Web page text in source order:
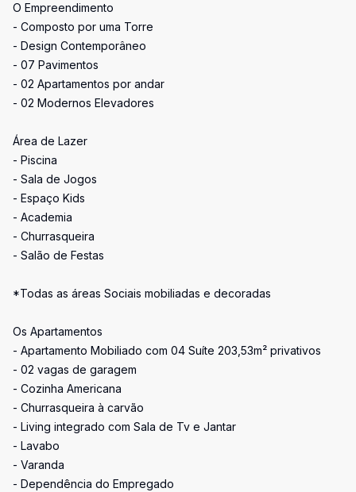
O Empreendimento
- Composto por uma Torre
- Design Contemporâneo
- 07 Pavimentos
- 02 Apartamentos por andar
- 02 Modernos Elevadores
Área de Lazer
- Piscina
- Sala de Jogos
- Espaço Kids
- Academia
- Churrasqueira
- Salão de Festas
*Todas as áreas Sociais mobiliadas e decoradas
Os Apartamentos
- Apartamento Mobiliado com 04 Suíte 203,53m² privativos
- 02 vagas de garagem
- Cozinha Americana
- Churrasqueira à carvão
- Living integrado com Sala de Tv e Jantar
- Lavabo
- Varanda
- Dependência do Empregado